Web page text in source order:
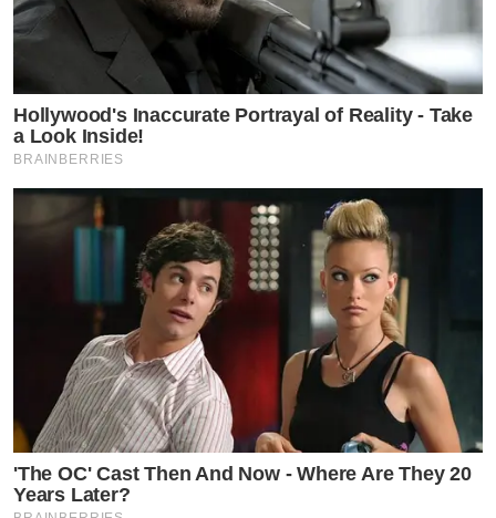
Hollywood's Inaccurate Portrayal of Reality - Take
a Look Inside!
BRAINBERRIES
'The OC' Cast Then And Now - Where Are They 20
Years Later?